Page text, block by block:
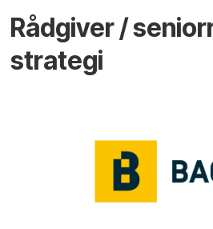
Rådgiver /
strategi